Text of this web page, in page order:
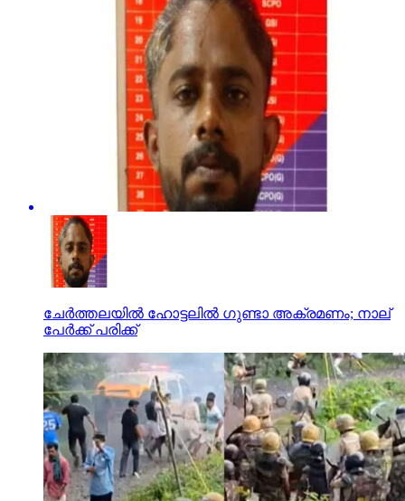
ചേര്‍ത്തലയില്‍ ഹോട്ടലില്‍ ഗുണ്ടാ അക്രമണം; നാല്
പേര്‍ക്ക് പരിക്ക്